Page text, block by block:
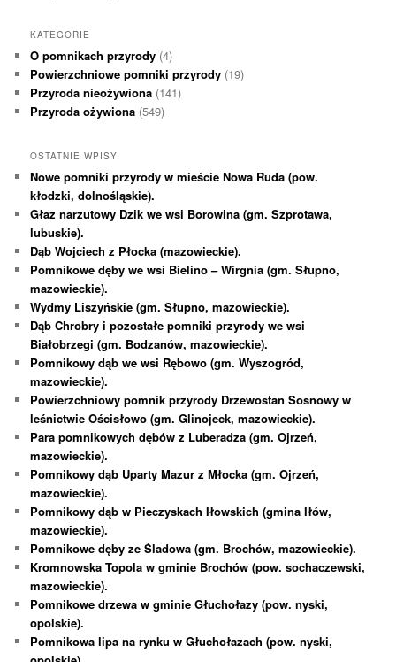
KATEGORIE
O pomnikach przyrody (4)
Powierzchniowe pomniki przyrody (19)
Przyroda nieożywiona (141)
Przyroda ożywiona (549)
OSTATNIE WPISY
Nowe pomniki przyrody w mieście Nowa Ruda (pow.
kłodzki, dolnośląskie).
Głaz narzutowy Dzik we wsi Borowina (gm. Szprotawa,
lubuskie).
Dąb Wojciech z Płocka (mazowieckie).
Pomnikowe dęby we wsi Bielino – Wirgnia (gm. Słupno,
mazowieckie).
Wydmy Liszyńskie (gm. Słupno, mazowieckie).
Dąb Chrobry i pozostałe pomniki przyrody we wsi
Białobrzegi (gm. Bodzanów, mazowieckie).
Pomnikowy dąb we wsi Rębowo (gm. Wyszogród,
mazowieckie).
Powierzchniowy pomnik przyrody Drzewostan Sosnowy w
leśnictwie Ościsłowo (gm. Glinojeck, mazowieckie).
Para pomnikowych dębów z Luberadza (gm. Ojrzeń,
mazowieckie).
Pomnikowy dąb Uparty Mazur z Młocka (gm. Ojrzeń,
mazowieckie).
Pomnikowy dąb w Pieczyskach Iłowskich (gmina Iłów,
mazowieckie).
Pomnikowe dęby ze Śladowa (gm. Brochów, mazowieckie).
Kromnowska Topola w gminie Brochów (pow. sochaczewski,
mazowieckie).
Pomnikowe drzewa w gminie Głuchołazy (pow. nyski,
opolskie).
Pomnikowa lipa na rynku w Głuchołazach (pow. nyski,